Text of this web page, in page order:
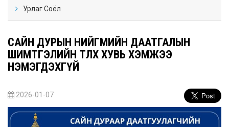
Урлаг Соёл
САЙН ДУРЫН НИЙГМИЙН ДААТГАЛЫН
ШИМТГЭЛИЙН ТӨЛӨХ ХУВЬ ХЭМЖЭЭ
НЭМЭГДЭХГҮЙ
2026-01-07